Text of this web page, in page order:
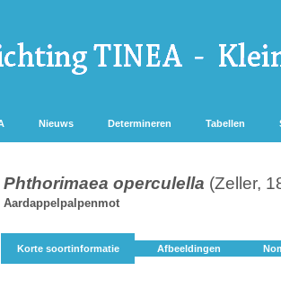
Nieuws Determineren Tabellen
Phthorimaea operculella (Zeller,
Aardappelpalpenmot
Korte soortinformatie Afbeeldingen